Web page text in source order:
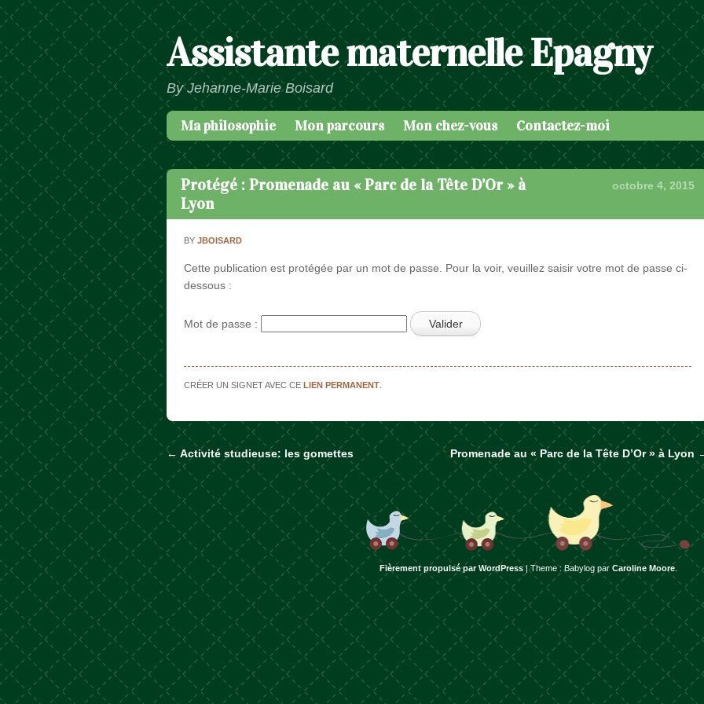
Assistante maternelle Epagny
By Jehanne-Marie Boisard
Menu
Passer au contenu
Ma philosophie Mon parcours Mon chez-vous Contactez-moi
Protégé : Promenade au « Parc de la Tête D’Or » à
Lyon
octobre 4, 2015
BYJBOISARD
Cette publication est protégée par un mot de passe. Pour la voir, veuillez saisir votre mot de passe ci-
dessous :
Mot de passe :
CRÉER UN SIGNET AVEC CELIEN PERMANENT
Naviguer dans les articles
← Activité studieuse: les gomettes Promenade au « Parc de la Tête D’Or » à Lyon
Fièrement propulsé par WordPress |Theme : Babylog par Caroline Moore.